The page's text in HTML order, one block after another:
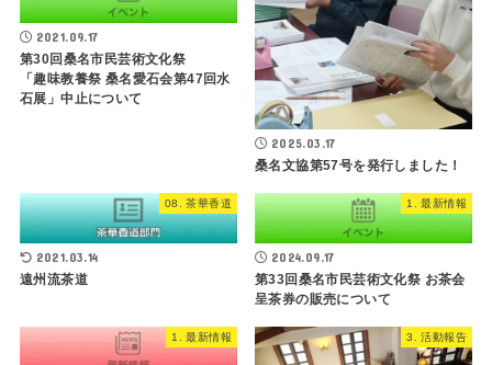
2021.09.17
第30回桑名市民芸術文化祭
「趣味教養祭 桑名愛石会第47回水
石展」中止について
2025.03.17
桑名文協第57号を発行しました！
08. 茶華香道
2021.03.14
遠州流茶道
1. 最新情報
2024.09.17
第33回桑名市民芸術文化祭 お茶会
呈茶券の販売について
1. 最新情報 3. 活動報告